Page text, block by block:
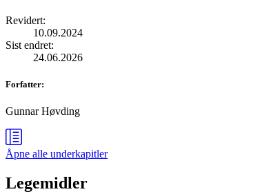
Revidert:
10.09.2024
Sist endret:
24.06.2026
Forfatter:
Gunnar Høvding
Åpne alle underkapitler
Legemidler